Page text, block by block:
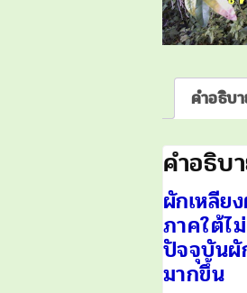
คำอธิบ
คำอธิบ
ผักเหลีย
ภาคใต้ไ
ปัจจุบันผั
มากขึ้น